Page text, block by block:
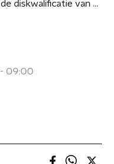
Allard Kalff over de diskwalificatie van Sebastian Vettel
09:00